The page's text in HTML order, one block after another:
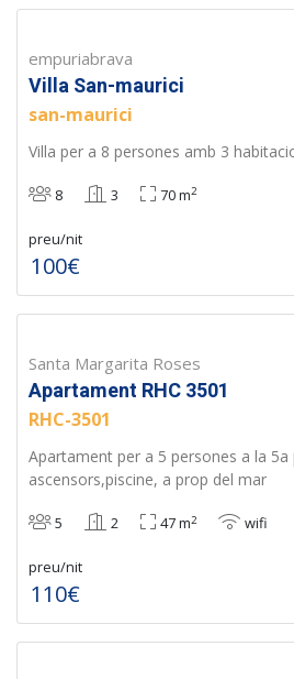
empuriabrava
Villa San-maurici
san-maurici
Villa per a 8 persones amb 3
8 3 70 m2
preu/nit
100€
Santa Margarita Roses
Apartament RHC 3501
RHC-3501
Apartament per a 5 persones a la 5a
ascensors,piscine, a prop del mar
5 2 47 m2 wifi
preu/nit
110€